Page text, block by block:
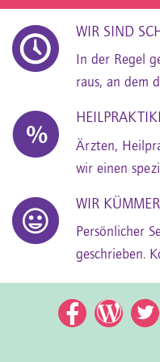
WIR SIND
In der Regel
raus, an dem
Ärzten,
wir einen
WIR
Persönlicher
geschrieben.
Facebook